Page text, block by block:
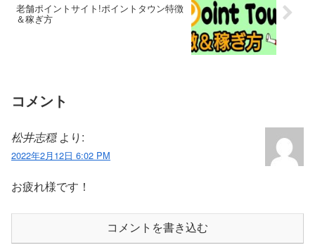
老舗ポイントサイト!ポイントタウン特徴
＆稼ぎ方
コメント
松井志穏 より:
2022年2月12日 6:02 PM
お疲れ様です！
コメントを書き込む